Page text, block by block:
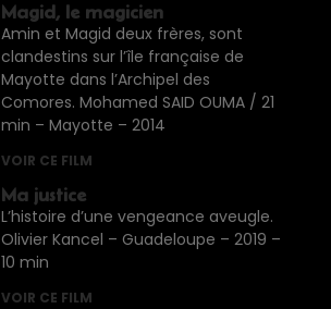
Magid, le magicien
Amin et Magid deux frères, sont
clandestins sur l’île française de
Mayotte dans l’Archipel des
Comores. Mohamed SAID OUMA / 21
min – Mayotte – 2014
VOIR CE FILM
Ma justice
L’histoire d’une vengeance aveugle.
Olivier Kancel – Guadeloupe – 2019 –
10 min
VOIR CE FILM